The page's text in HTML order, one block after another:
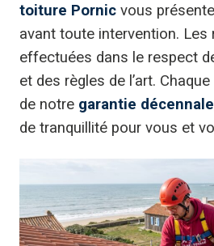
toiture Pornic vous
avant toute intervention.
effectuées dans le respect
et des règles de l’art.
de notre garantie décennale
de tranquillité pour vous et